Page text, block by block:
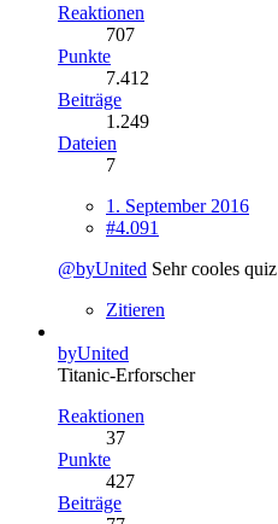
Reaktionen
707
Punkte
7.412
Beiträge
1.249
Dateien
7
1. September 2016
#4.091
@byUnited Sehr cooles quiz
Zitieren
byUnited
Titanic-Erforscher
Reaktionen
37
Punkte
427
Beiträge